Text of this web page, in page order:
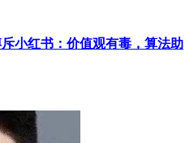
尚未公布。贝克表示，NASA
信依托技术实力与商业合作，
道，项目节奏紧凑，但团队对按
小红书：价值观有毒，算法助